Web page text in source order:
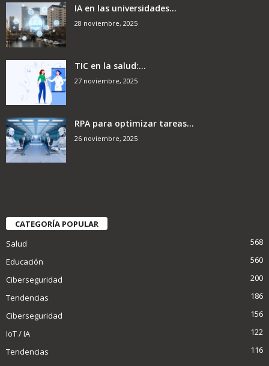
IA en las universidades...
28 noviembre, 2025
TIC en la salud:...
27 noviembre, 2025
RPA para optimizar tareas...
26 noviembre, 2025
CATEGORÍA POPULAR
Salud
568
Educación
560
Ciberseguridad
200
Tendencias
186
Ciberseguridad
156
IoT / IA
122
Tendencias
116